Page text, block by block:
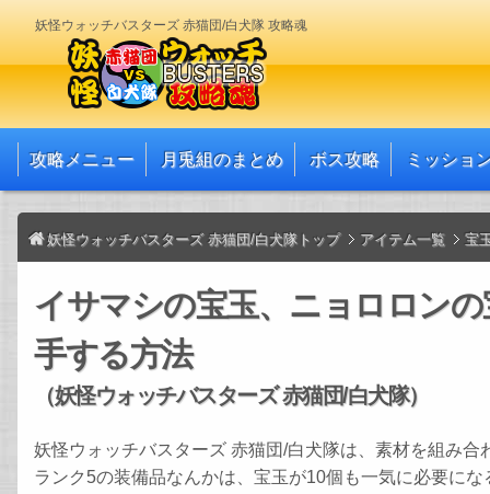
妖怪ウォッチバスターズ 赤猫団/白犬隊 攻略魂
攻略メニュー 月兎組のまとめ ボス攻略 ミッショ
妖怪ウォッチバスターズ 赤猫団/白犬隊トップ アイテム一覧 宝
イサマシの宝玉、ニョロロン
手する方法
（妖怪ウォッチバスターズ 赤猫団/白犬隊）
妖怪ウォッチバスターズ 赤猫団/白犬隊は、素材を組み
ランク5の装備品なんかは、宝玉が10個も一気に必要に